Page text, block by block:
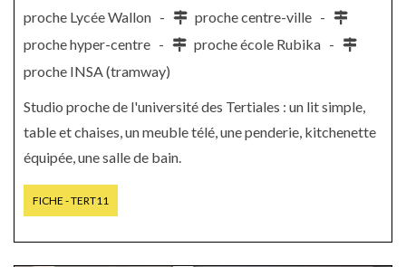
proche Lycée Wallon -
proche centre-ville -
proche hyper-centre -
proche école Rubika -
proche INSA (tramway)
Studio proche de l'université des Tertiales : un lit simple,
table et chaises, un meuble télé, une penderie, kitchenette
équipée, une salle de bain.
FICHE - TERT11